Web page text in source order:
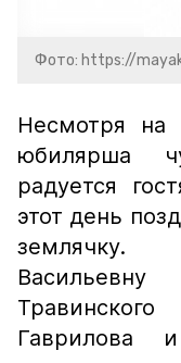
Фото: https://
Несмотря на
юбилярша
радуется
этот день
землячку.
Гаврилова